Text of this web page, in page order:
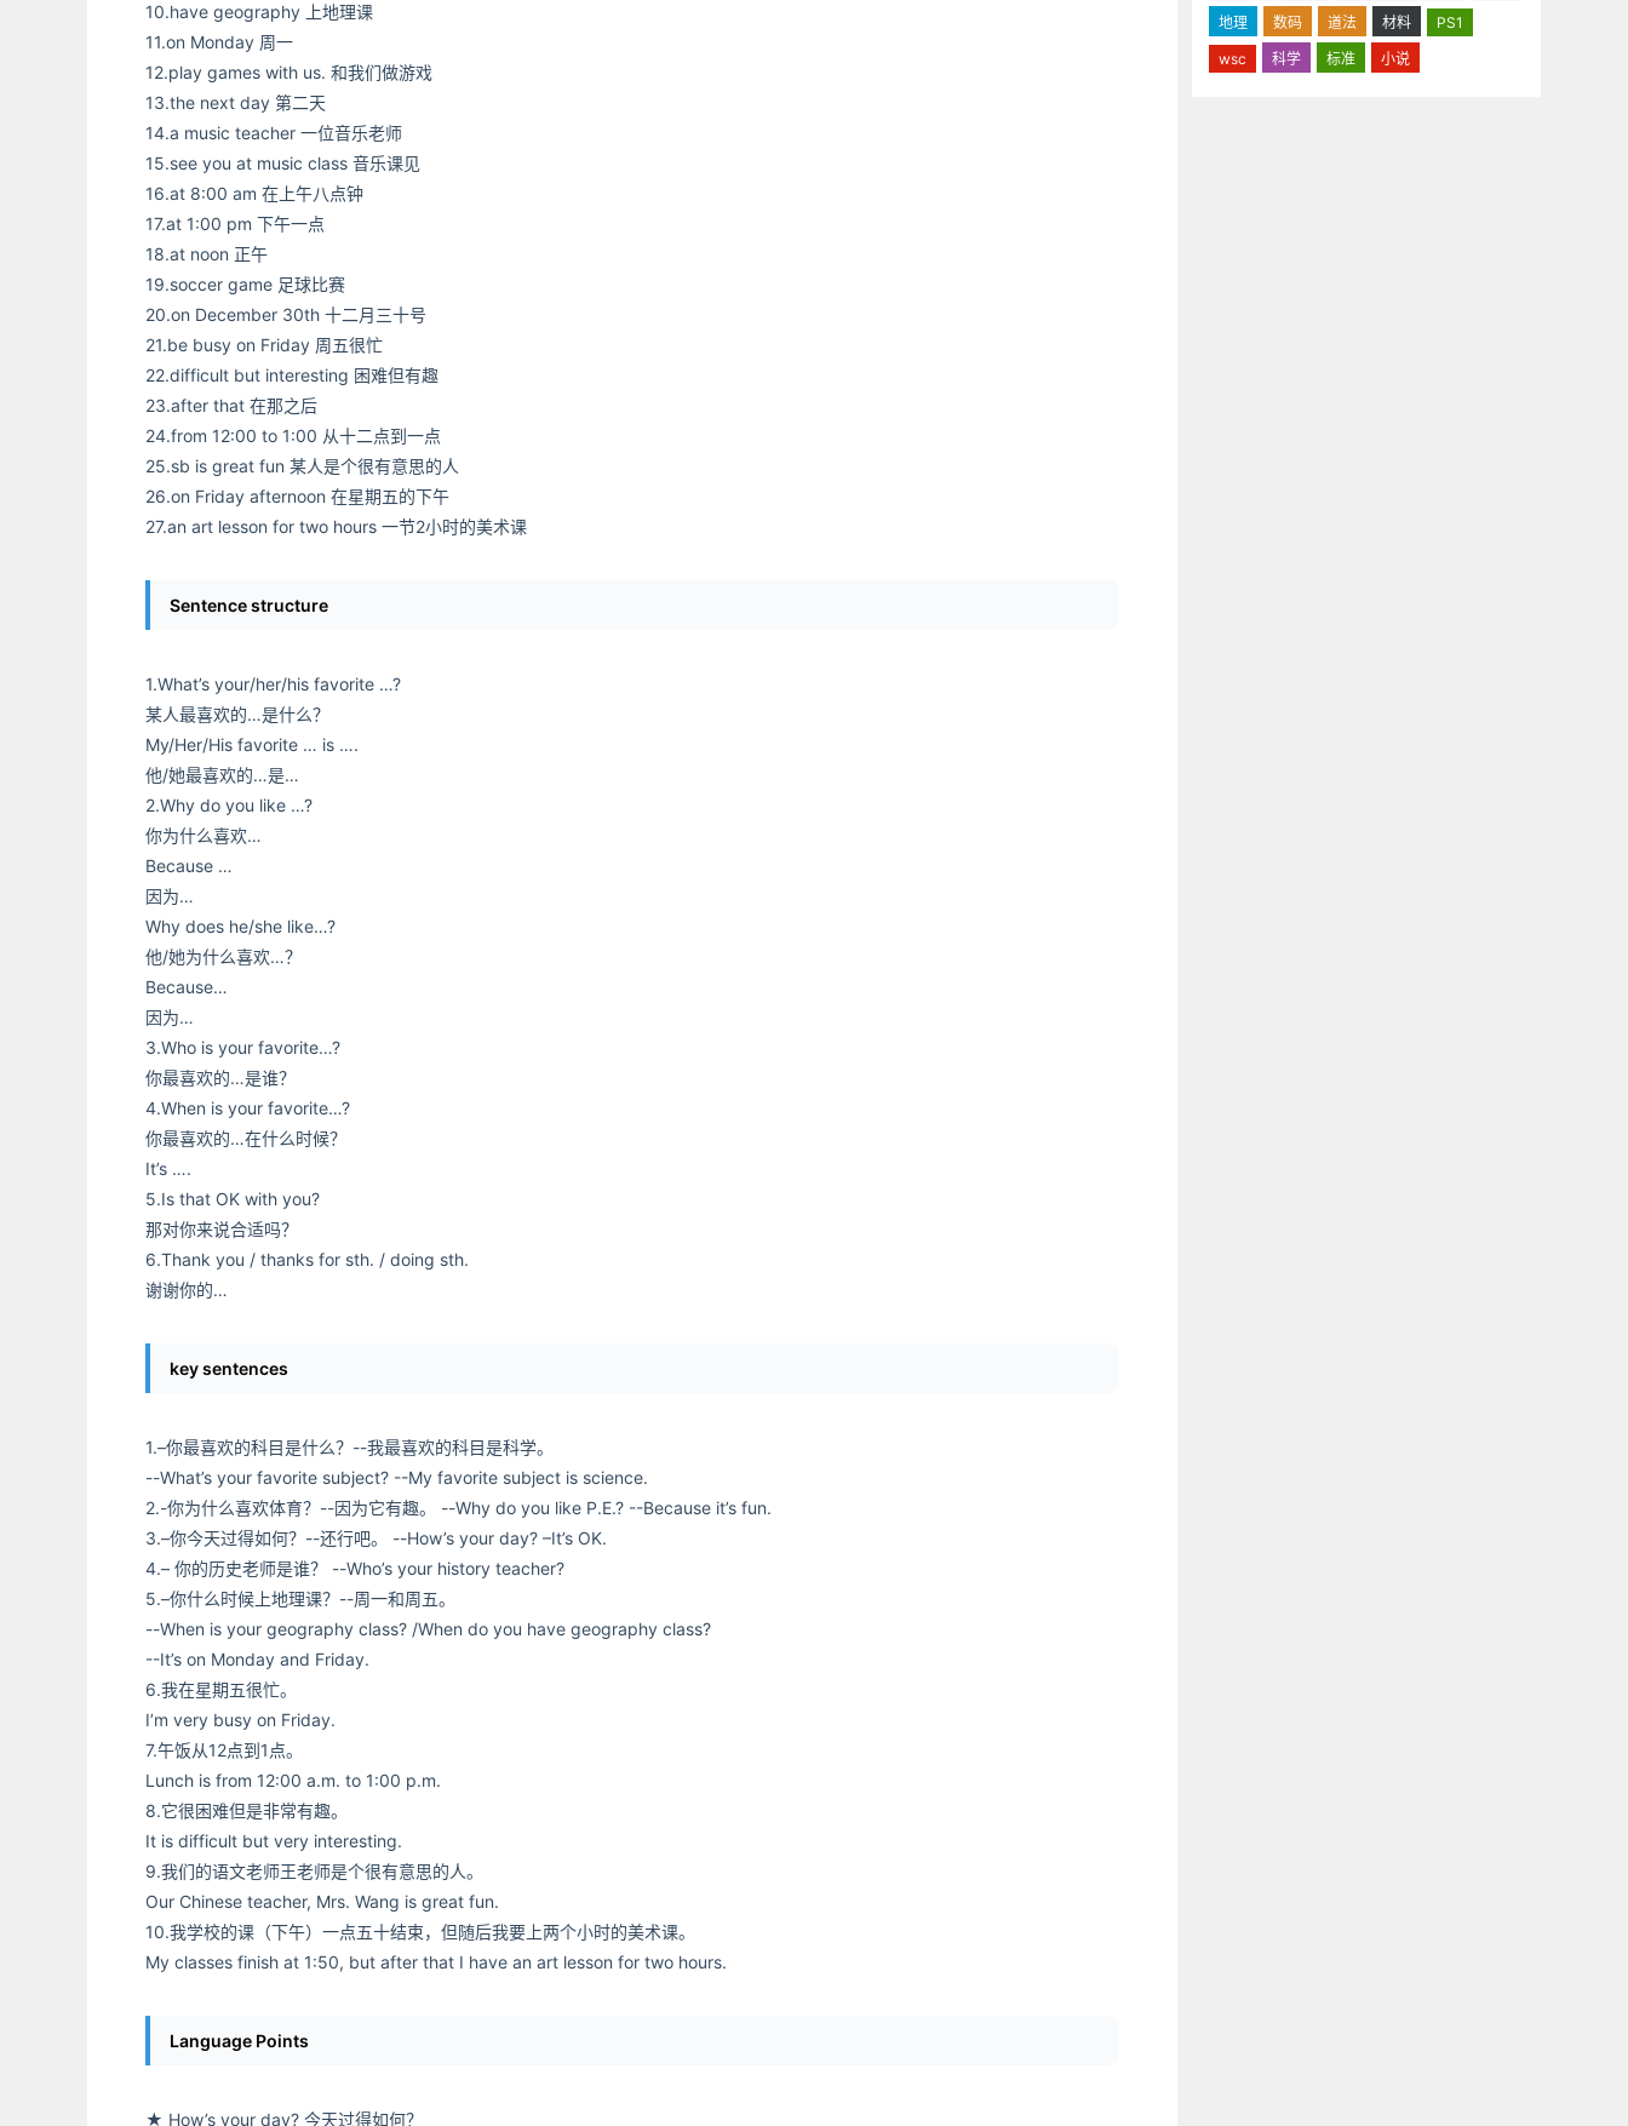
10.have geography 上地理课
11.on Monday 周一
12.play games with us. 和我们做游戏
13.the next day 第二天
14.a music teacher 一位音乐老师
15.see you at music class 音乐课见
16.at 8:00 am 在上午八点钟
17.at 1:00 pm 下午一点
18.at noon 正午
19.soccer game 足球比赛
20.on December 30th 十二月三十号
21.be busy on Friday 周五很忙
22.difficult but interesting 困难但有趣
23.after that 在那之后
24.from 12:00 to 1:00 从十二点到一点
25.sb is great fun 某人是个很有意思的人
26.on Friday afternoon 在星期五的下午
27.an art lesson for two hours 一节2小时的美术课
Sentence structure
1.What’s your/her/his favorite …?
某人最喜欢的…是什么？
My/Her/His favorite … is ….
他/她最喜欢的…是…
2.Why do you like …?
你为什么喜欢…
Because …
因为…
Why does he/she like…?
他/她为什么喜欢…？
Because…
因为…
3.Who is your favorite…?
你最喜欢的…是谁？
4.When is your favorite…?
你最喜欢的…在什么时候？
It’s ….
5.Is that OK with you?
那对你来说合适吗？
6.Thank you / thanks for sth. / doing sth.
谢谢你的…
key sentences
1.–你最喜欢的科目是什么？--我最喜欢的科目是科学。
--What’s your favorite subject? --My favorite subject is science.
2.-你为什么喜欢体育？--因为它有趣。 --Why do you like P.E.? --Because it’s fun.
3.–你今天过得如何？--还行吧。 --How’s your day? –It’s OK.
4.– 你的历史老师是谁？ --Who’s your history teacher?
5.–你什么时候上地理课？--周一和周五。
--When is your geography class? /When do you have geography class?
--It’s on Monday and Friday.
6.我在星期五很忙。
I’m very busy on Friday.
7.午饭从12点到1点。
Lunch is from 12:00 a.m. to 1:00 p.m.
8.它很困难但是非常有趣。
It is difficult but very interesting.
9.我们的语文老师王老师是个很有意思的人。
Our Chinese teacher, Mrs. Wang is great fun.
10.我学校的课（下午）一点五十结束，但随后我要上两个小时的美术课。
My classes finish at 1:50, but after that I have an art lesson for two hours.
Language Points
★ How’s your day? 今天过得如何？
地理
数码 道法 材料
PS1
wsc
科学 标准 小说